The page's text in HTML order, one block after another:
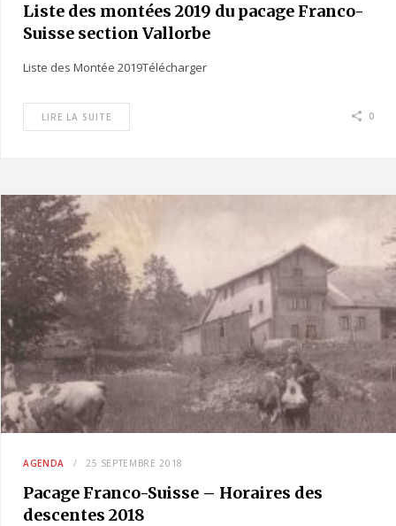
Liste des montées 2019 du pacage Franco-
Suisse section Vallorbe
Liste des Montée 2019Télécharger
LIRE LA SUITE 0
AGENDA 25 SEPTEMBRE 2018
Pacage Franco-Suisse – Horaires des
descentes 2018